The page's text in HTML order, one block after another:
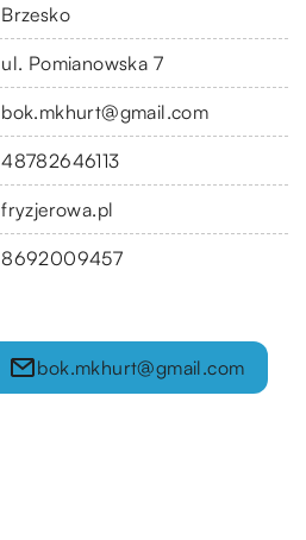
Brzesko
ul. Pomianowska 7
bok.mkhurt@gmail.com
48782646113
fryzjerowa.pl
8692009457
bok.mkhurt@gmail.com